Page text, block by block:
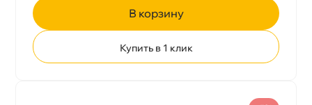
корзину
Купить в 1 клик